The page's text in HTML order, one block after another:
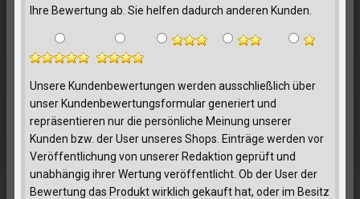
Ihre Bewertung ab. Sie helfen dadurch anderen Kunden.
Unsere Kundenbewertungen werden ausschließlich über
unser Kundenbewertungsformular generiert und
repräsentieren nur die persönliche Meinung unserer
Kunden bzw. der User unseres Shops. Einträge werden vor
Veröffentlichung von unserer Redaktion geprüft und
unabhängig ihrer Wertung veröffentlicht. Ob der User der
Bewertung das Produkt wirklich gekauft hat, oder im Besitz